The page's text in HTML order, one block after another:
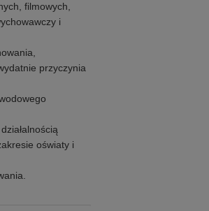
filmowych,
i
przyczynia
oświaty i